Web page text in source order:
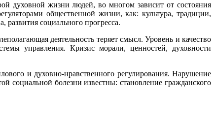
духовной жизни людей, во многом зависит от состояния
общественной жизни, как: культура, традиции,
социального прогресса.
деятельность теряет смысл. Уровень и качество
управления. Кризис морали, ценностей, духовности
и духовно-нравственного регулирования. Нарушение
социальной болезни известны: становление гражданского